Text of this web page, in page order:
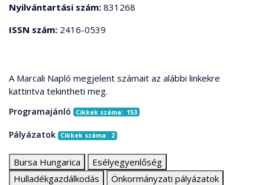
Nyilvántartási szám: 831268
ISSN szám: 2416-0539
A Marcali Napló megjelent számait az alábbi linkekre
kattintva tekintheti meg.
Programajánló Cikkek száma: 153
Pályázatok Cikkek száma: 2
Bursa Hungarica
Esélyegyenlőség
Hulladékgazdálkodás
Önkormányzati pályázatok